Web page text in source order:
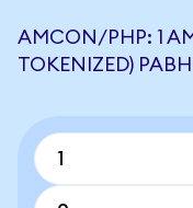
AMCON/PHP: 1
TOKENIZED)